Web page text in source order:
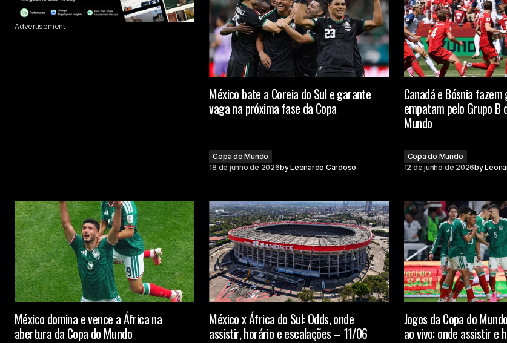
Advertisement
México bate a Coreia do Sul e garante
vaga na próxima fase da Copa
Copa do Mundo
18 de junho de 2026byLeonardo Cardoso
Canadá e Bósnia
empatam pelo Grupo B
Mundo
Copa do Mundo
12 de junho de 2026by
México domina e vence a África na
abertura da Copa do Mundo
México x África do Sul: Odds, onde
assistir, horário e escalações – 11/06
Jogos da Copa do
ao vivo: onde assistir e